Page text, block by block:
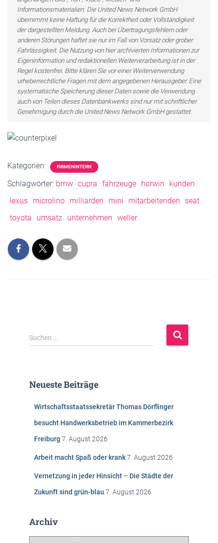
Informationsmaterialien. Die United News Network GmbH
übernimmt keine Haftung für die Korrektheit oder Vollständigkeit
der dargestellten Meldung. Auch bei Übertragungsfehlern oder
anderen Störungen haftet sie nur im Fall von Vorsatz oder grober
Fahrlässigkeit. Die Nutzung von hier archivierten Informationen zur
Eigeninformation und redaktionellen Weiterverarbeitung ist in der
Regel kostenfrei. Bitte klären Sie vor einer Weiterverwendung
urheberrechtliche Fragen mit dem angegebenen Herausgeber. Eine
systematische Speicherung dieser Daten sowie die Verwendung
auch von Teilen dieses Datenbankwerks sind nur mit schriftlicher
Genehmigung durch die United News Network GmbH gestattet.
Kategorien: FIRMENINTERN
Schlagwörter: bmw cupra fahrzeuge horwin
kunden
lexus microlino milliarden mini mitarbeitenden
seat
toyota
umsatz unternehmen weller
S
u
n
Suchen …
Neueste Beiträge
Wirtschaftsstaatssekretär Thomas Dörflinger
besucht Handwerksbetrieb im Kammerbezirk
Freiburg 7. August 2026
Arbeit macht Spaß oder krank7. August 2026
Vernetzung in jeder Hinsicht – Die Städte der
Zukunft sind grün-blau 7. August 2026
Archiv